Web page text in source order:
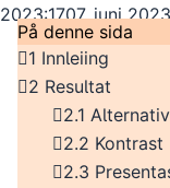
2023:1707. juni 2023
På denne sida
1 Innleiing
2 Resultat
2.1
2.2 Kontrast
2.3